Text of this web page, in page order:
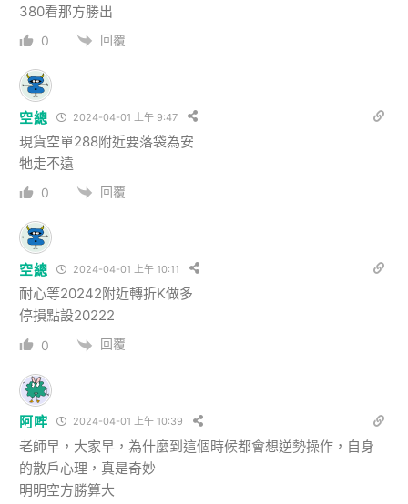
380看那方勝出
0 回覆
空總 2024-04-01 上午 9:47
現貨空單288附近要落袋為安
牠走不遠
0 回覆
空總 2024-04-01 上午 10:11
耐心等20242附近轉折K做多
停損點設20222
0 回覆
阿哰 2024-04-01 上午 10:39
老師早，大家早，為什麼到這個時候都會想逆勢操作，自身
的散戶心理，真是奇妙
明明空方勝算大